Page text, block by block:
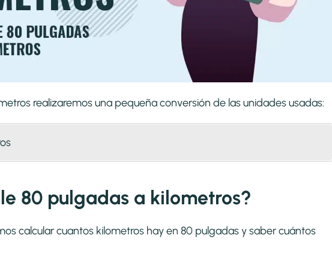
realizaremos una pequeña conversión de las unidades usadas:
80 pulgadas a kilometros?
calcular cuantos kilometros hay en 80 pulgadas y saber cuántos